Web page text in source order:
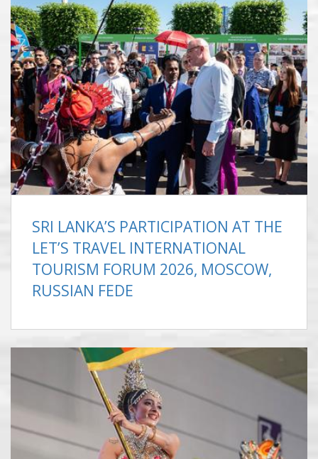
SRI LANKA’S PARTICIPATION AT THE
LET’S TRAVEL INTERNATIONAL
TOURISM FORUM 2026, MOSCOW,
RUSSIAN FEDE